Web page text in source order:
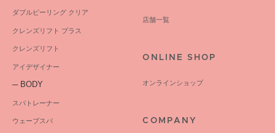
ダブルピーリング クリア
クレンズリフト プラス
クレンズリフト
アイデザイナー
─ BODY
スパトレーナー
ウェーブスパ
店舗一覧
ONLINE SHOP
オンラインショップ
COMPANY